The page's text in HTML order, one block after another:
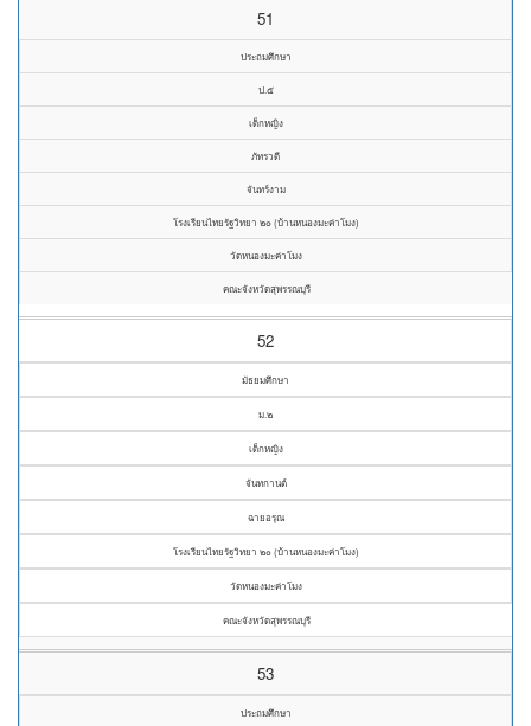
51
ประถมศึกษา
ป.๕
เด็กหญิง
ภัทรวดี
จันทร์งาม
โรงเรียนไทยรัฐวิทยา ๒๐ (บ้านหนองมะค่าโมง)
วัดหนองมะค่าโมง
คณะจังหวัดสุพรรณบุรี
52
มัธยมศึกษา
ม.๒
เด็กหญิง
จันทกานต์
ฉายอรุณ
โรงเรียนไทยรัฐวิทยา ๒๐ (บ้านหนองมะค่าโมง)
วัดหนองมะค่าโมง
คณะจังหวัดสุพรรณบุรี
53
ประถมศึกษา